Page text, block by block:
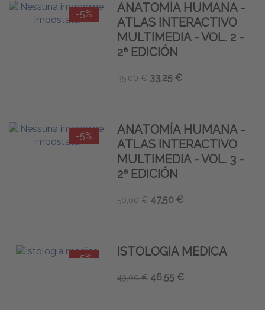
-5%
ANATOMÍA HUMANA -
ATLAS INTERACTIVO
MULTIMEDIA - VOL. 2 -
2ª EDICIÓN
35,00 € 33,25 €
-5%
ANATOMÍA HUMANA -
ATLAS INTERACTIVO
MULTIMEDIA - VOL. 3 -
2ª EDICIÓN
50,00 € 47,50 €
-5% ISTOLOGIA MEDICA
49,00 € 46,55 €